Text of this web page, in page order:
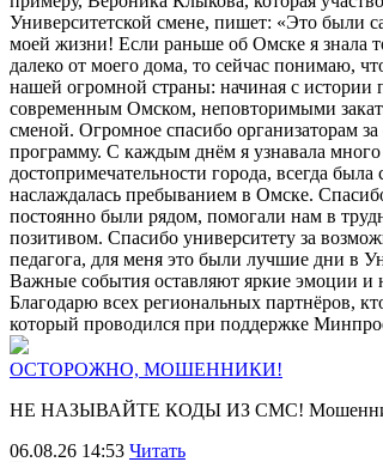
Университетской смене, пишет: «Это были
моей жизни! Если раньше об Омске я знала
далеко от моего дома, то сейчас понимаю,
нашей огромной страны: начиная с истории
современным Омском, неповторимыми
сменой. Огромное спасибо организаторам
программу. С каждым днём я узнавала
достопримечательности города, всегда
наслаждалась пребыванием в Омске.
постоянно были рядом, помогали нам в
позитивом. Спасибо университету за
педагога, для меня это были лучшие дни в
Важные события оставляют яркие эмоции и
Благодарю всех региональных партнёров,
который проводился при поддержке
ОСТОРОЖНО, МОШЕННИКИ!
НЕ НАЗЫВАЙТЕ КОДЫ ИЗ СМС!
06.08.26 14:53 Читать